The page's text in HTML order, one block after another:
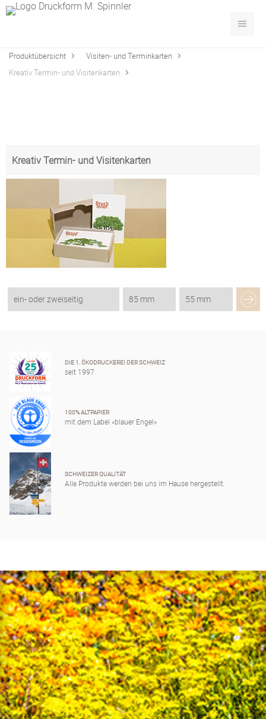
Produktübersicht
Visiten- und Terminkarten
Kreativ Termin- und Visitenkarten
Kreativ Termin- und Visitenkarten
ein- oder zweiseitig 85 mm 55 mm
DIE 1. ÖKODRUCKEREI DER SCHWEIZ
seit 1997
100% ALTPAPIER
mit dem Label «blauer Engel»
SCHWEIZER QUALITÄT
Alle Produkte werden bei uns im Hause hergestellt.